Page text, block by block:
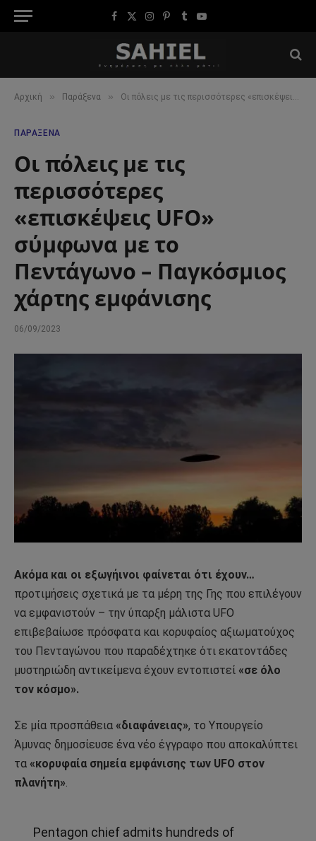
Facebook
X
Instagram
Pinterest
TumblrYouTube
Αρχική » Παράξενα » Οι πόλεις με τις περισσότερες «επισκέψεις UFO» σύμφωνα με το Πεντάγωνο – Παγκόσμιος χάρτης εμφάνισης
ΠΑΡΆΞΕΝΑ
Οι πόλεις με τις
περισσότερες
«επισκέψεις UFO»
σύμφωνα με το
Πεντάγωνο – Παγκόσμιος
χάρτης εμφάνισης
06/09/2023
Ακόμα και οι εξωγήινοι φαίνεται ότι έχουν…
προτιμήσεις σχετικά με τα μέρη της Γης που επιλέγουν
να εμφανιστούν – την ύπαρξη μάλιστα UFO
επιβεβαίωσε πρόσφατα και κορυφαίος αξιωματούχος
του Πενταγώνου που παραδέχτηκε ότι εκατοντάδες
μυστηριώδη αντικείμενα έχουν εντοπιστεί «σε όλο
τον κόσμο».
Σε μία προσπάθεια «διαφάνειας», το Υπουργείο
Άμυνας δημοσίευσε ένα νέο έγγραφο που αποκαλύπτει
τα «κορυφαία σημεία εμφάνισης των UFO στον
πλανήτη».
Pentagon chief admits hundreds of